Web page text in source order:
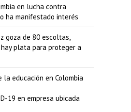
en lucha contra
ha manifestado interés
goza de 80 escoltas,
plata para proteger a
educación en Colombia
19 en empresa ubicada